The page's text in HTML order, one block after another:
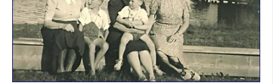
NEJČTENĚJŠÍ ZA 7 DNÍ
AUTOŘI
PŘÍSPĚVKY NA PROVOZ